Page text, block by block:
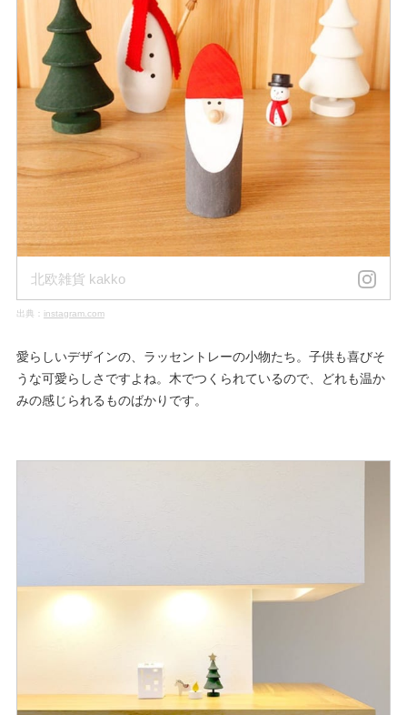
北欧雑貨 kakko
出典： instagram.com
愛らしいデザインの、ラッセントレーの小物たち。子供も喜びそ
うな可愛らしさですよね。木でつくられているので、どれも温か
みの感じられるものばかりです。